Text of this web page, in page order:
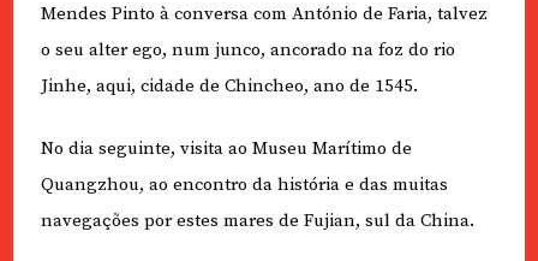
Mendes Pinto à conversa com António de Faria, talvez
o seu alter ego, num junco, ancorado na foz do rio
Jinhe, aqui, cidade de Chincheo, ano de 1545.
No dia seguinte, visita ao Museu Marítimo de
Quangzhou, ao encontro da história e das muitas
navegações por estes mares de Fujian, sul da China.